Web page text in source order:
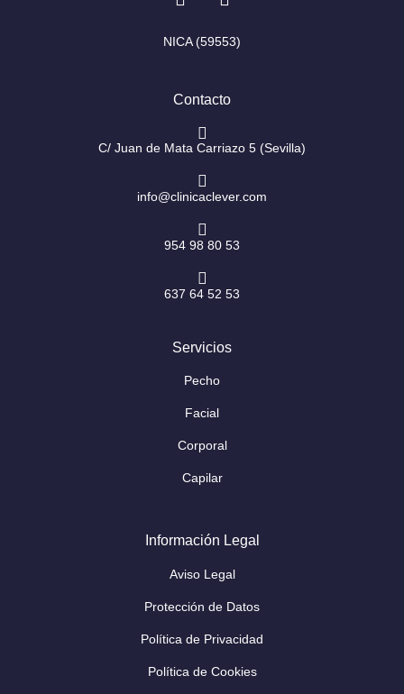
n
t
r
a
e
o
f
NICA (59553)
Contacto
C/ Juan de Mata Carriazo 5 (Sevilla)
info@clinicaclever.com
954 98 80 53
637 64 52 53
Servicios
Pecho
Facial
Corporal
Capilar
Información Legal
Aviso Legal
Protección de Datos
Política de Privacidad
Política de Cookies